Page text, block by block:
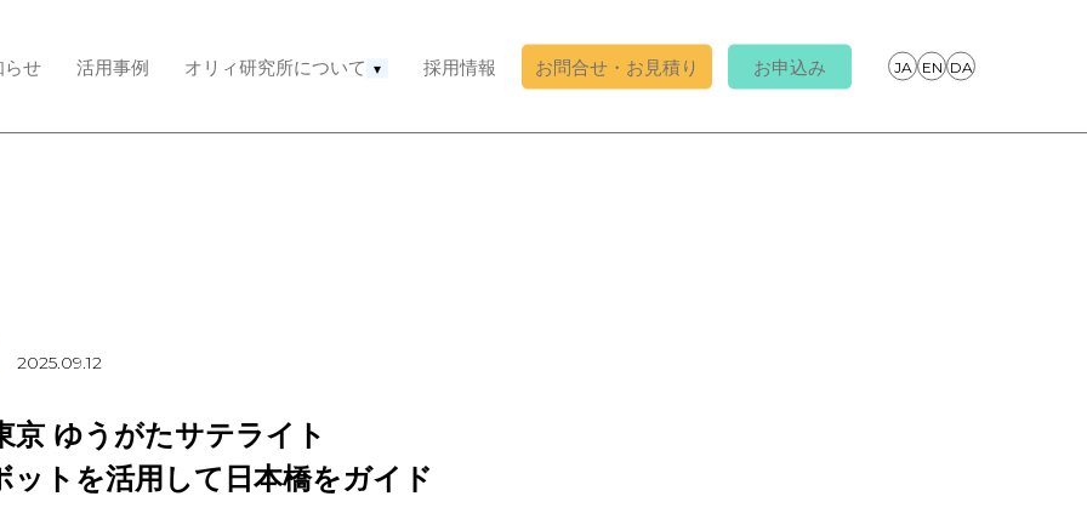
らせ 活用事例 オリィ研究所について ▾ 採用情報 お問合せ・お見積り お申込み
2025.09.12
京 ゆうがたサテライト
ットを活用して日本橋をガイド